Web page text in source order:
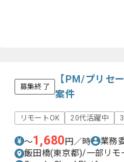
- IT資産管理やCMDBまた
- インシデント対応や
募集終了
【PM/プリセ
案件
リモートOK 20代活躍中
〜1,680円／時 業務
飯田橋(東京都)/一部リモ